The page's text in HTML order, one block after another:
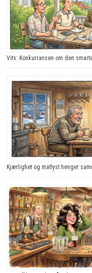
Vits: Konkurransen om den
Kjærlighet og matlyst henger